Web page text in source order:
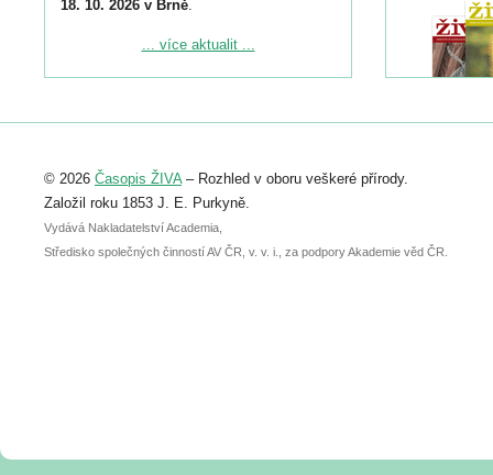
18. 10. 2026 v Brně.
Podrobnější informace ke konferenci
Registrovat se můžete do 6. září.
abstraktu přihlášené přednášky nebo
posteru je už 30. června.
... více aktualit ...
© 2026 Časopis ŽIVA– Rozhled v oboru veškeré přírody.
Založil roku 1853 J. E. Purkyně.
Vydává Nakladatelství Academia,
Středisko společných činností AV ČR, v. v. i., za podpory Akademie věd ČR.